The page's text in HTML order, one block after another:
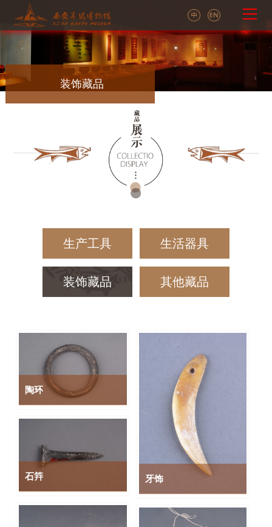
装饰藏品
生产工具 生活器具
装饰藏品 其他藏品
陶环
牙饰
石筓